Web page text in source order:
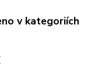
v kategoriích